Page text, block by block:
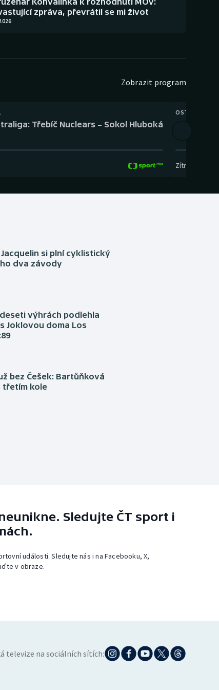
zpráva, převrátil se mi život
Zobrazit program
Třebíč Nuclears – Sokol Hluboká
OSTATNÍ
Zítra
si plní cyklistický
dva závody
výhrách podlehla
Joklovou doma Los
bez Češek: Bartůňková
třetím kole
Sledujte ČT sport i
události. Sledujte nás i na Facebooku, X,
v obraze.
televize na sociálních sítích: